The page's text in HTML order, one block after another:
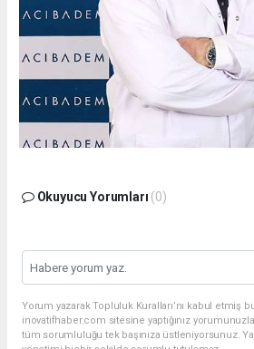
Okuyucu Yorumları (0)
Yorum yazarak Topluluk Kuralları’nı kabul etmiş
inovatifhaber.com sitesine yaptığınız
tüm sorumluluğu tek başınıza üstleniyorsunuz.